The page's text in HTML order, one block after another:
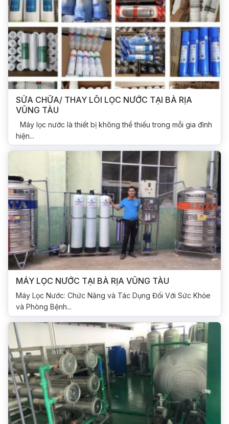
SỬA CHỮA/ THAY LÕI LỌC NƯỚC TẠI BÀ RỊA
VŨNG TÀU
Máy lọc nước là thiết bị không thể thiếu trong mỗi gia đình
hiện...
MÁY LỌC NƯỚC TẠI BÀ RỊA VŨNG TÀU
Máy Lọc Nước: Chức Năng và Tác Dụng Đối Với Sức Khỏe
và Phòng Bệnh...